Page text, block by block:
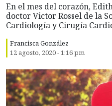
En el mes del corazón,
doctor Victor Rossel de la
Cardiología y Cirugía
Francisca González
12 agosto, 2020 - 1:16 pm